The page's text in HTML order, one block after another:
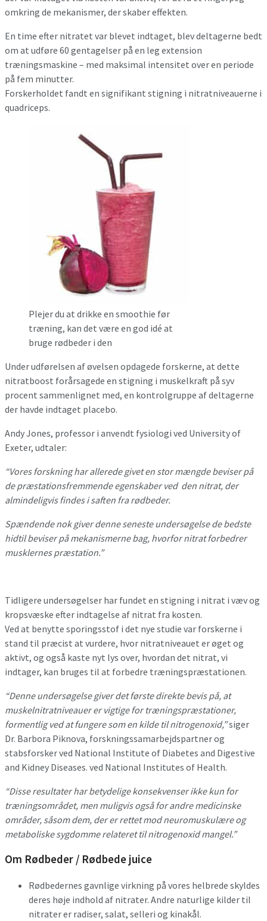
omkring de mekanismer, der skaber effekten.
En time efter nitratet var blevet indtaget, blev deltagerne bedt
om at udføre 60 gentagelser på en leg extension
træningsmaskine – med maksimal intensitet over en periode
på fem minutter.
Forskerholdet fandt en signifikant stigning i nitratniveauerne i
quadriceps.
Plejer du at drikke en smoothie før
træning, kan det være en god idé at
bruge rødbeder i den
Under udførelsen af øvelsen opdagede forskerne, at dette
nitratboost forårsagede en stigning i muskelkraft på syv
procent sammenlignet med, en kontrolgruppe af deltagerne
der havde indtaget placebo.
Andy Jones, professor i anvendt fysiologi ved University of
Exeter, udtaler:
“Vores forskning har allerede givet en stor mængde beviser på
de præstationsfremmende egenskaber ved den nitrat, der
almindeligvis findes i saften fra rødbeder.
Spændende nok giver denne seneste undersøgelse de bedste
hidtil beviser på mekanismernebag, hvorfor nitrat forbedrer
musklernes præstation.”
Tidligere undersøgelser har fundet en stigning i nitrat i væv og
kropsvæske efter indtagelse af nitrat fra kosten.
Ved at benytte sporingsstof i det nye studie var forskerne i
stand til præcist at vurdere, hvor nitratniveauet er øget og
aktivt, og også kaste nyt lys over, hvordan det nitrat, vi
indtager, kan bruges til at forbedre træningspræstationen.
“Denne undersøgelse giver det første direkte bevis på, at
muskelnitratniveauer er vigtige for træningspræstationer,
formentlig ved at fungere som en kilde til nitrogenoxid,”siger
Dr. Barbora Piknova, forskningssamarbejdspartner og
stabsforsker ved National Institute of Diabetes and Digestive
and Kidney Diseases. ved National Institutes of Health.
“Disse resultater har betydelige konsekvenser ikke kun for
træningsområdet, men muligvis også for andre medicinske
områder, såsom dem, der er rettet mod neuromuskulære og
metaboliske sygdomme relateret til nitrogenoxid mangel.”
Om Rødbeder / Rødbede juice
Rødbedernes gavnlige virkning på vores helbrede skyldes
deres høje indhold af nitrater. Andre naturlige kilder til
nitrater er radiser, salat, selleri og kinakål.